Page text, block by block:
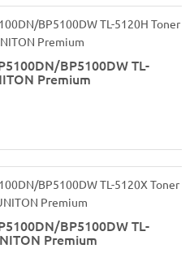
BP5100DW TL-
Premium
BP5100DW TL-
Premium